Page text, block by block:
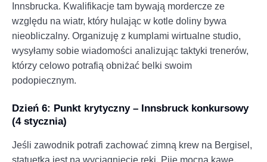
Innsbrucka. Kwalifikacje tam bywają mordercze ze
względu na wiatr, który hulając w kotle doliny bywa
nieobliczalny. Organizuję z kumplami wirtualne studio,
wysyłamy sobie wiadomości analizując taktyki trenerów,
którzy celowo potrafią obniżać belki swoim
podopiecznym.
Dzień 6: Punkt krytyczny – Innsbruck konkursowy
(4 stycznia)
Jeśli zawodnik potrafi zachować zimną krew na Bergisel,
statuetka jest na wyciągnięcie ręki. Piję mocną kawę.